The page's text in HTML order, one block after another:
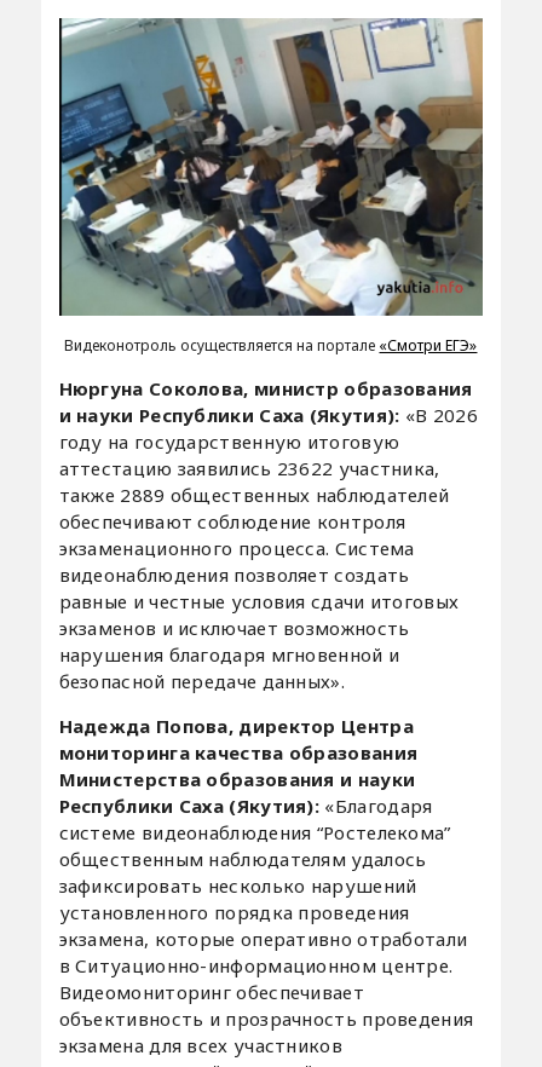
Видеконотроль осуществляется на портале «Смотри ЕГЭ»
Нюргуна Соколова, министр образования
и науки Республики Саха (Якутия): «В 2026
году на государственную итоговую
аттестацию заявились 23622 участника,
также 2889 общественных наблюдателей
обеспечивают соблюдение контроля
экзаменационного процесса. Система
видеонаблюдения позволяет создать
равные и честные условия сдачи итоговых
экзаменов и исключает возможность
нарушения благодаря мгновенной и
безопасной передаче данных».
Надежда Попова, директор Центра
мониторинга качества образования
Министерства образования и науки
Республики Саха (Якутия): «Благодаря
системе видеонаблюдения “Ростелекома”
общественным наблюдателям удалось
зафиксировать несколько нарушений
установленного порядка проведения
экзамена, которые оперативно отработали
в Ситуационно-информационном центре.
Видеомониторинг обеспечивает
объективность и прозрачность проведения
экзамена для всех участников